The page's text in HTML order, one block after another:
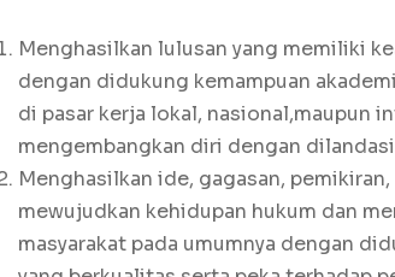
Menghasilkan lulusan yang memiliki
dengan didukung kemampuan
di pasar kerja lokal, nasional,maupun
mengembangkan diri dengan
Menghasilkan ide, gagasan,
mewujudkan kehidupan hukum dan
masyarakat pada umumnya dengan